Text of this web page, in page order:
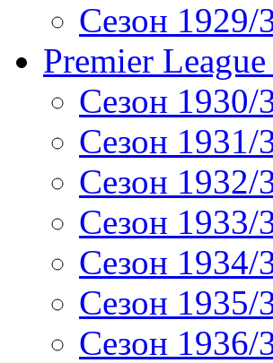
Сезон 1929/
Premier
Сезон 1930/
Сезон 1931/
Сезон 1932/
Сезон 1933/
Сезон 1934/
Сезон 1935/
Сезон 1936/